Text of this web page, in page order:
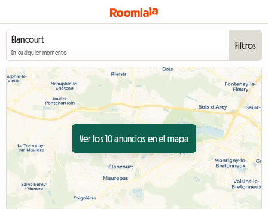
En cualquier momento
Filtros
Ver los 10 anuncios en el mapa